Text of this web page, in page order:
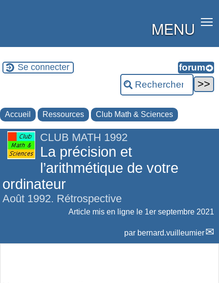
MENU
Se connecter
Accueil Ressources Club Math & Sciences
CLUB MATH 1992
La précision et
l’arithmétique de votre
ordinateur
Août 1992. Rétrospective
Article mis en ligne le 1er septembre 2021
par bernard.vuilleumier